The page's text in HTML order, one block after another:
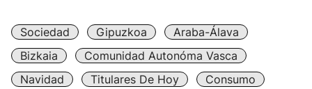
Sociedad Gipuzkoa
Araba-Álava
Bizkaia
Comunidad Autonóma Vasca
Navidad
Titulares De Hoy Consumo